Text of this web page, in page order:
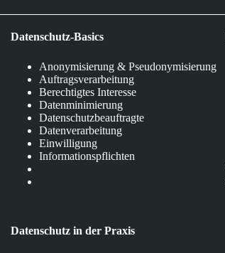
Datenschutz-Basics
Anonymisierung & Pseudonymisierung
Auftragsverarbeitung
Berechtigtes Interesse
Datenminimierung
Datenschutzbeauftragte
Datenverarbeitung
Einwilligung
Informationspflichten
Datenschutz in der Praxis